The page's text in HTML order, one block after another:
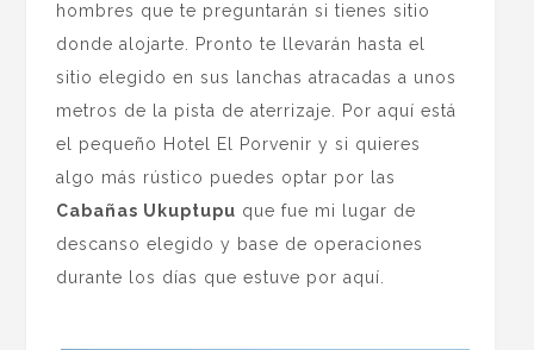
hombres que te preguntarán si tienes sitio
donde alojarte. Pronto te llevarán hasta el
sitio elegido en sus lanchas atracadas a unos
metros de la pista de aterrizaje. Por aquí está
el pequeño Hotel El Porvenir y si quieres
algo más rústico puedes optar por las
Cabañas Ukuptupu que fue mi lugar de
descanso elegido y base de operaciones
durante los días que estuve por aquí.